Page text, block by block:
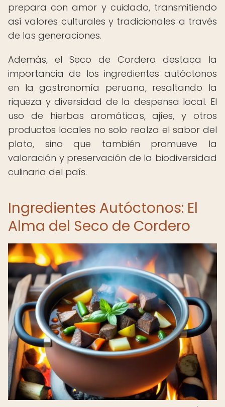
prepara con amor y cuidado, transmitiendo
así valores culturales y tradicionales a través
de las generaciones.
Además, el Seco de Cordero destaca la
importancia de los ingredientes autóctonos
en la gastronomía peruana, resaltando la
riqueza y diversidad de la despensa local. El
uso de hierbas aromáticas, ajíes, y otros
productos locales no solo realza el sabor del
plato, sino que también promueve la
valoración y preservación de la biodiversidad
culinaria del país.
Ingredientes Autóctonos: El
Alma del Seco de Cordero